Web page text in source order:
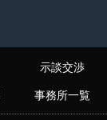
示談交渉
事務所一覧